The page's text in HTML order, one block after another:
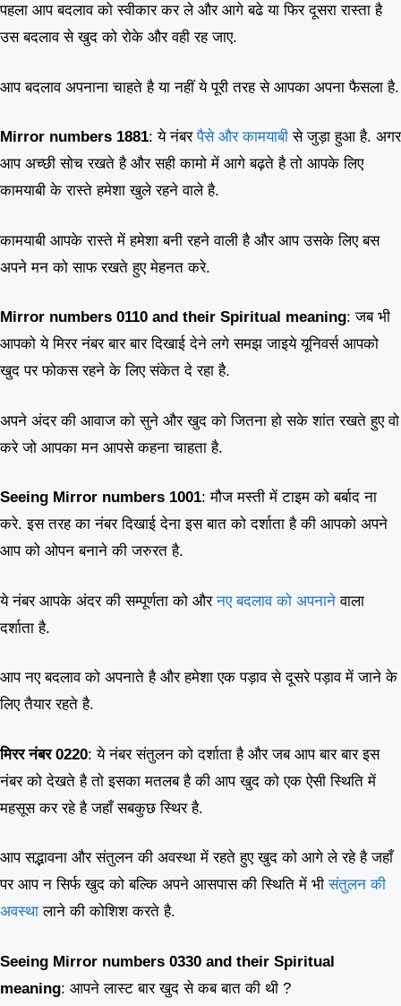
पहला आप बदलाव को स्वीकार कर ले और आगे बढे या फिर दूसरा रास्ता है
उस बदलाव से खुद को रोके और वही रह जाए.
आप बदलाव अपनाना चाहते है या नहीं ये पूरी तरह से आपका अपना फैसला है.
Mirror numbers 1881: ये नंबरपैसे और कामयाबी से जुड़ा हुआ है. अगर
आप अच्छी सोच रखते है और सही कामो में आगे बढ़ते है तो आपके लिए
कामयाबी के रास्ते हमेशा खुले रहने वाले है.
कामयाबी आपके रास्ते में हमेशा बनी रहने वाली है और आप उसके लिए बस
अपने मन को साफ रखते हुए मेहनत करे.
Mirror numbers 0110 and their Spiritual meaning: जब भी
आपको ये मिरर नंबर बार बार दिखाई देने लगे समझ जाइये यूनिवर्स आपको
खुद पर फोकस रहने के लिए संकेत दे रहा है.
अपने अंदर की आवाज को सुने और खुद को जितना हो सके शांत रखते हुए वो
करे जो आपका मन आपसे कहना चाहता है.
Seeing Mirror numbers 1001: मौज मस्ती में टाइम को बर्बाद ना
करे. इस तरह का नंबर दिखाई देना इस बात को दर्शाता है की आपको अपने
आप को ओपन बनाने की जरुरत है.
ये नंबर आपके अंदर की सम्पूर्णता को औरनए बदलाव को अपनाने वाला
दर्शाता है.
आप नए बदलाव को अपनाते है और हमेशा एक पड़ाव से दूसरे पड़ाव में जाने के
लिए तैयार रहते है.
मिरर नंबर 0220: ये नंबर संतुलन को दर्शाता है और जब आप बार बार इस
नंबर को देखते है तो इसका मतलब है की आप खुद को एक ऐसी स्थिति में
महसूस कर रहे है जहाँ सबकुछ स्थिर है.
आप सद्भावना और संतुलन की अवस्था में रहते हुए खुद को आगे ले रहे है जहाँ
पर आप न सिर्फ खुद को बल्कि अपने आसपास की स्थिति में भीसंतुलन की
अवस्था लाने की कोशिश करते है.
Seeing Mirror numbers 0330 and their Spiritual
meaning: आपने लास्ट बार खुद से कब बात की थी ?